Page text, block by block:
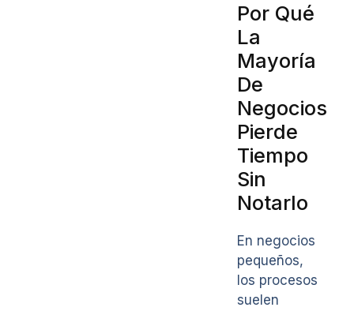
Por Qué
La
Mayoría
De
Negocios
Pierde
Tiempo
Sin
Notarlo
En negocios
pequeños,
los procesos
suelen